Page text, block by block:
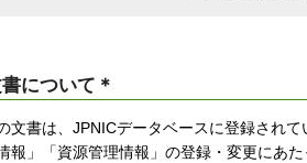
について＊
文書は、JPNICデータベースに登録され
報」「資源管理情報」の登録・変更にあ